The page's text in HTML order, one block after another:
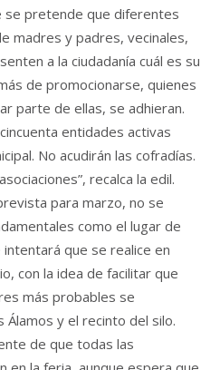
se pretende que diferentes
madres y padres, vecinales,
a la ciudadanía cuál es su
de promocionarse, quienes
parte de ellas, se adhieran.
entidades activas
No acudirán las cofradías.
recalca la edil.
para marzo, no se
como el lugar de
intentará que se realice en
con la idea de facilitar que
más probables se
y el recinto del silo.
de que todas las